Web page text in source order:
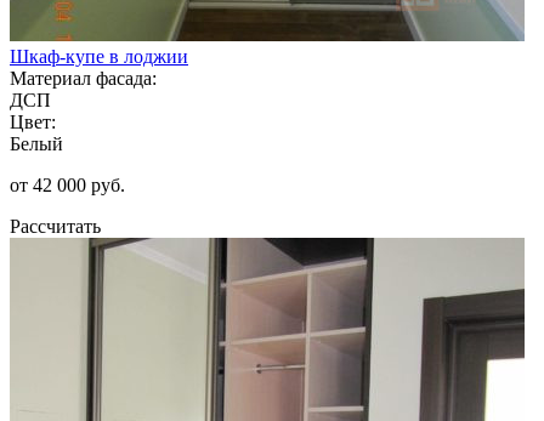
Шкаф-купе в лоджии
Материал фасада:
ДСП
Цвет:
Белый
от 42 000 руб.
Рассчитать